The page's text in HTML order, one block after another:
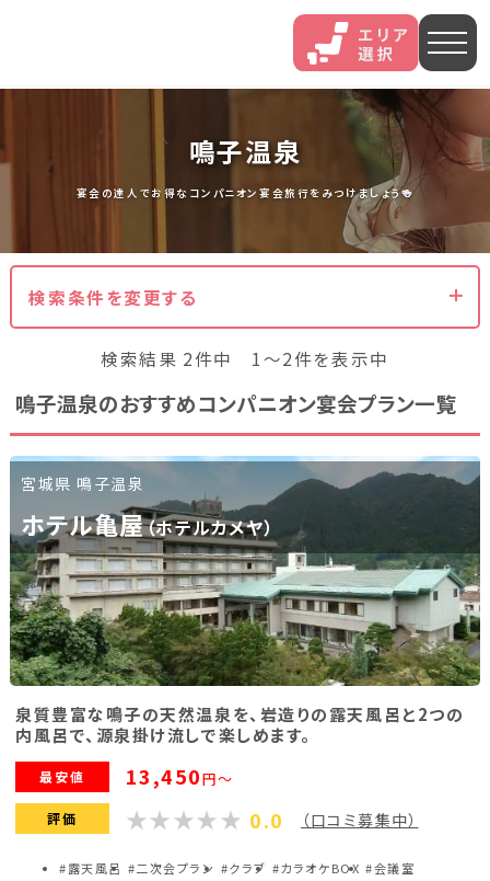
石和 伊香保 熱海
鬼怒川
いわき湯本 越後湯沢
山中 あわら 菊池
北海道・東北
北海道(13) 山形県(3)
宮城県(8)
福島県(26)
関東
栃木県(17) 群馬県(25)
茨城県(4)
埼玉県(1)
東京都(9)
千葉県(14)
神奈川県(14)
東海
鳴子温泉
宴会の達人でお得なコンパニオン宴会旅行をみつけましょう🍻
検索条件を変更する
検索結果 2件中 1～2件を表示中
鳴子温泉のおすすめコンパニオン宴会プラン一覧
宮城県 鳴子温泉
ホテル亀屋（ホテルカメヤ）
泉質豊富な鳴子の天然温泉を、岩造りの露天風呂と2つの
内風呂で、源泉掛け流しで楽しめます。
最安値 13,450円～
評価 0.0 （口コミ募集中）
#露天風呂 #二次会プラン #クラブ #カラオケBOX #会議室